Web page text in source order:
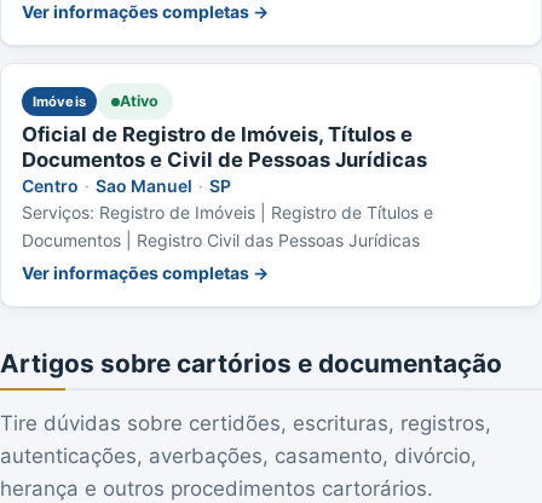
Ver informações completas →
Imóveis Ativo
Oficial de Registro de Imóveis, Títulos e
Documentos e Civil de Pessoas Jurídicas
Centro · Sao Manuel · SP
Serviços: Registro de Imóveis | Registro de Títulos e
Documentos | Registro Civil das Pessoas Jurídicas
Ver informações completas →
Artigos sobre cartórios e documentação
Tire dúvidas sobre certidões, escrituras, registros,
autenticações, averbações, casamento, divórcio,
herança e outros procedimentos cartorários.